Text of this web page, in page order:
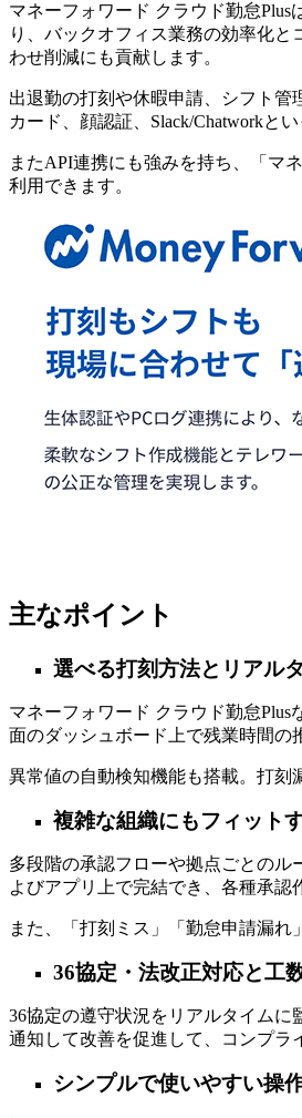
マネーフォワード クラウド勤怠
り、バックオフィス業務の効率化
わせ削減にも貢献します。
出退勤の打刻や休暇申請、シフト管
カード、顔認証、Slack/Chatworkと
またAPI連携にも強みを持ち、「マ
利用できます。
主なポイント
選べる打刻方法とリアル
マネーフォワード クラウド勤怠
面のダッシュボード上で残業時間の
異常値の自動検知機能も搭載。打刻
複雑な組織にもフィット
多段階の承認フローや拠点ごとのル
よびアプリ上で完結でき、各種承認
また、「打刻ミス」「勤怠申請漏
36協定・法改正対応と工
36協定の遵守状況をリアルタイム
通知して改善を促進して、コンプラ
シンプルで使いやすい操